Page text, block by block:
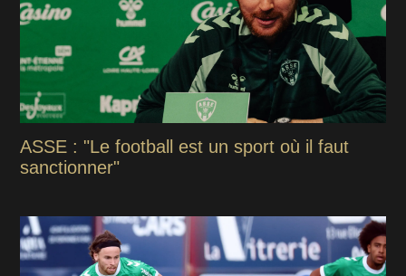
ASSE : "Le football est un sport où il faut
sanctionner"